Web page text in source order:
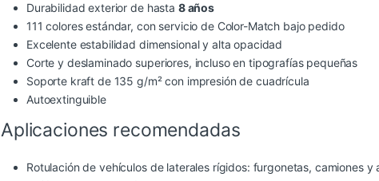
Durabilidad exterior de hasta 8 años
111 colores estándar, con servicio de Color-Match bajo pedido
Excelente estabilidad dimensional y alta opacidad
Corte y deslaminado superiores, incluso en tipografías pequeñas
Soporte kraft de 135 g/m² con impresión de cuadrícula
Autoextinguible
Aplicaciones recomendadas
Rotulación de vehículos de laterales rígidos: furgonetas, camiones y